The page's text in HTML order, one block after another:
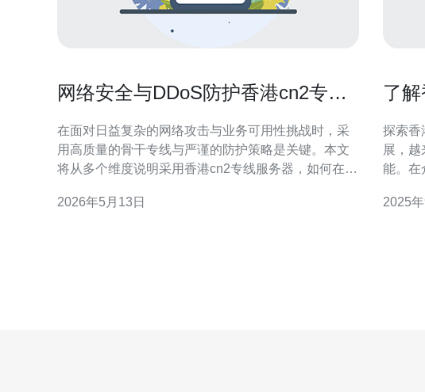
网络安全与DDoS防护香港cn2专线
在面对日益复杂的网络攻击与业务可用性挑战时，采
用高质量的骨干专线与严谨的防护策略是关键。本文
将从多个维度说明采用香港cn2专线服务器，如何在稳
地服务提供切实优势，并给出选择与部署的要点，帮
2026年5月13日
了
探索香
展，
能。在
入分析
2025